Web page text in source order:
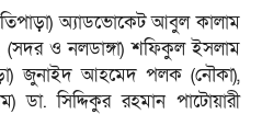
অ্যাডভোকেট আবুল কালাম
(সদর ও নলডাঙ্গা) শফিকুল ইসলাম
জুনাইদ আহমেদ পলক (নৌকা),
ডা. সিদ্দিকুর রহমান পাটোয়ারী